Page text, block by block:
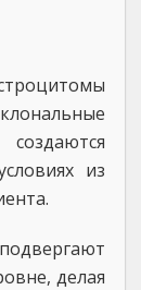
из
делая